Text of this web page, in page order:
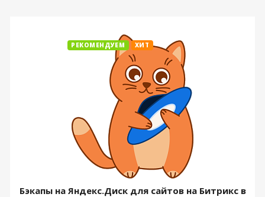
РЕКОМЕНДУЕМ ХИТ
Бэкапы на Яндекс.Диск для сайтов на Битрикс в